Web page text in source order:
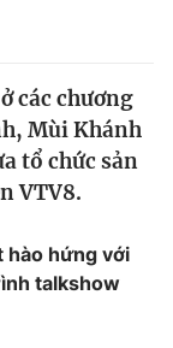
các chương
Mùi Khánh
tổ chức sản
VTV8.
hào hứng với
talkshow